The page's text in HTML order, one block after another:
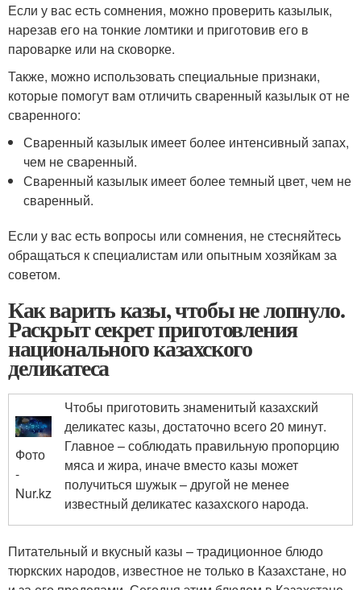
Если у вас есть сомнения, можно проверить казылык,
нарезав его на тонкие ломтики и приготовив его в
пароварке или на сковорке.
Также, можно использовать специальные признаки,
которые помогут вам отличить сваренный казылык от не
сваренного:
Сваренный казылык имеет более интенсивный запах,
чем не сваренный.
Сваренный казылык имеет более темный цвет, чем не
сваренный.
Если у вас есть вопросы или сомнения, не стесняйтесь
обращаться к специалистам или опытным хозяйкам за
советом.
Как варить казы, чтобы не лопнуло.
Раскрыт секрет приготовления
национального казахского
деликатеса
Фото
-
Nur.kz
Чтобы приготовить знаменитый казахский
деликатес казы, достаточно всего 20 минут.
Главное – соблюдать правильную пропорцию
мяса и жира, иначе вместо казы может
получиться шужык – другой не менее
известный деликатес казахского народа.
Питательный и вкусный казы – традиционное блюдо
тюркских народов, известное не только в Казахстане, но